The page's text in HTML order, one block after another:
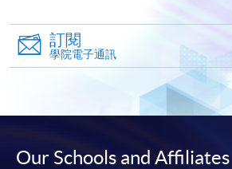
訂閱
學院電子通訊
Our Schools and Affiliates